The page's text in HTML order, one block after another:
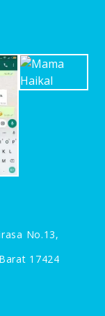
No.13,
17424